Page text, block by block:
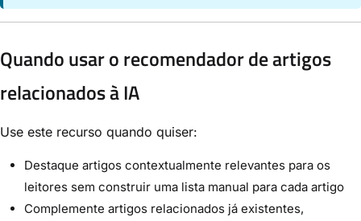
Quando usar o recomendador de artigos
relacionados à IA
Use este recurso quando quiser:
Destaque artigos contextualmente relevantes para os
leitores sem construir uma lista manual para cada artigo
Complemente artigos relacionados já existentes,